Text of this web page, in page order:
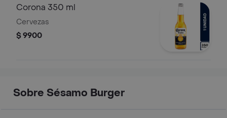
Corona 350 ml
Cervezas
$ 9900
Sobre Sésamo Burger